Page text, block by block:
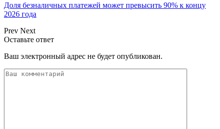
Доля безналичных платежей может превысить 90% к концу
2026 года
Prev Next
Оставьте ответ
Ваш электронный адрес не будет опубликован.